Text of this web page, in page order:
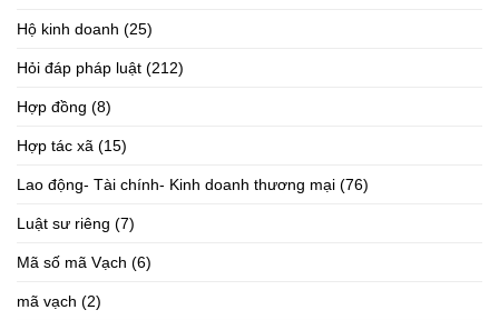
Hộ kinh doanh (25)
Hỏi đáp pháp luật (212)
Hợp đồng (8)
Hợp tác xã (15)
Lao động- Tài chính- Kinh doanh thương mại (76)
Luật sư riêng (7)
Mã số mã Vạch (6)
mã vạch (2)